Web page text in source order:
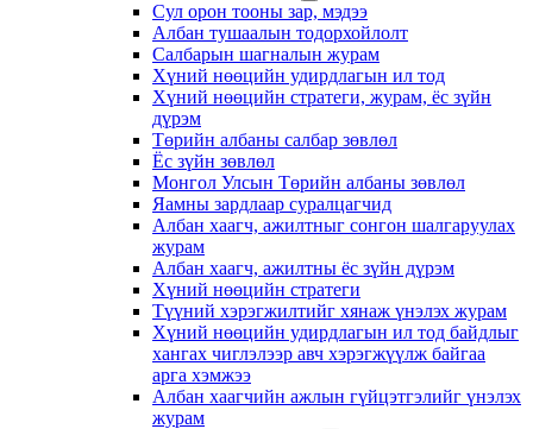
Сул орон тооны зар, мэдээ
Албан тушаалын тодорхойлолт
Салбарын шагналын журам
Хүний нөөцийн удирдлагын ил тод
Хүний нөөцийн стратеги, журам, ёс зүйн
дүрэм
Төрийн албаны салбар зөвлөл
Ёс зүйн зөвлөл
Монгол Улсын Төрийн албаны зөвлөл
Яамны зардлаар суралцагчид
Албан хаагч, ажилтныг сонгон шалгаруулах
журам
Албан хаагч, ажилтны ёс зүйн дүрэм
Хүний нөөцийн стратеги
Түүний хэрэгжилтийг хянаж үнэлэх журам
Хүний нөөцийн удирдлагын ил тод байдлыг
хангах чиглэлээр авч хэрэгжүүлж байгаа
арга хэмжээ
Албан хаагчийн ажлын гүйцэтгэлийг үнэлэх
журам